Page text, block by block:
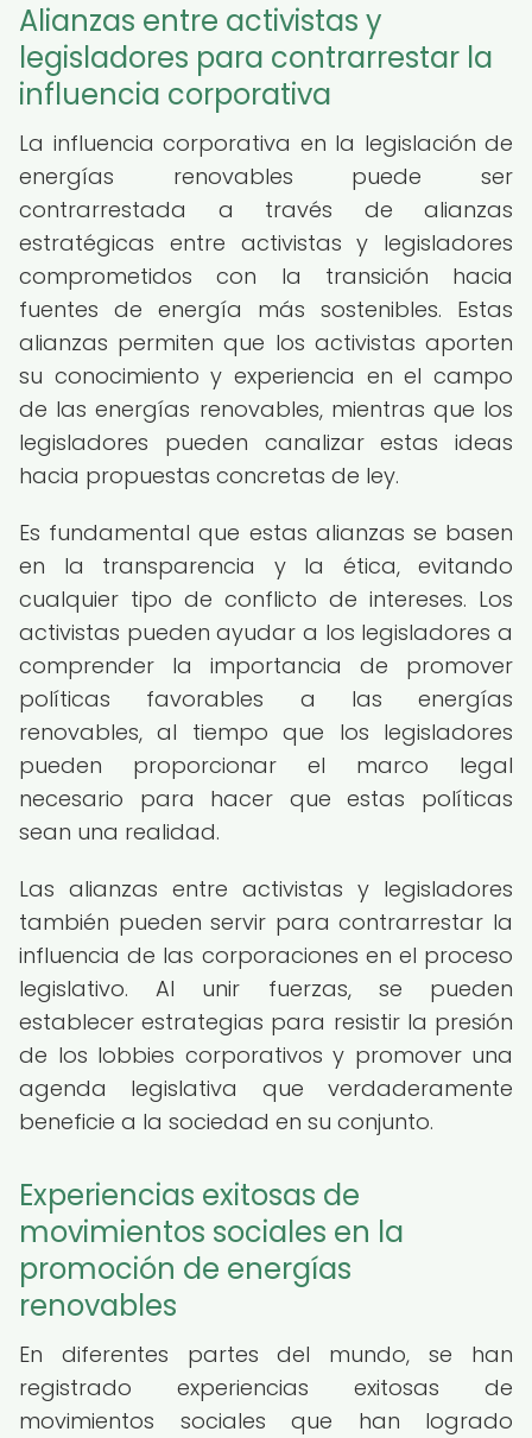
Alianzas entre activistas y
legisladores para contrarrestar la
influencia corporativa
La influencia corporativa en la legislación de
energías renovables puede ser
contrarrestada a través de alianzas
estratégicas entre activistas y legisladores
comprometidos con la transición hacia
fuentes de energía más sostenibles. Estas
alianzas permiten que los activistas aporten
su conocimiento y experiencia en el campo
de las energías renovables, mientras que los
legisladores pueden canalizar estas ideas
hacia propuestas concretas de ley.
Es fundamental que estas alianzas se basen
en la transparencia y la ética, evitando
cualquier tipo de conflicto de intereses. Los
activistas pueden ayudar a los legisladores a
comprender la importancia de promover
políticas favorables a las energías
renovables, al tiempo que los legisladores
pueden proporcionar el marco legal
necesario para hacer que estas políticas
sean una realidad.
Las alianzas entre activistas y legisladores
también pueden servir para contrarrestar la
influencia de las corporaciones en el proceso
legislativo. Al unir fuerzas, se pueden
establecer estrategias para resistir la presión
de los lobbies corporativos y promover una
agenda legislativa que verdaderamente
beneficie a la sociedad en su conjunto.
Experiencias exitosas de
movimientos sociales en la
promoción de energías
renovables
En diferentes partes del mundo, se han
registrado experiencias exitosas de
movimientos sociales que han logrado